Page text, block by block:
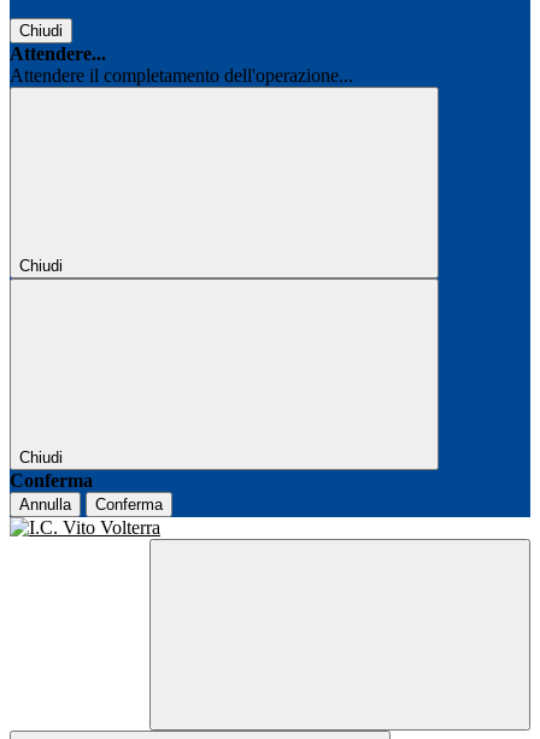
Chiudi
Attendere...
Attendere il completamento dell'operazione...
Chiudi
Chiudi
Conferma
Annulla Conferma